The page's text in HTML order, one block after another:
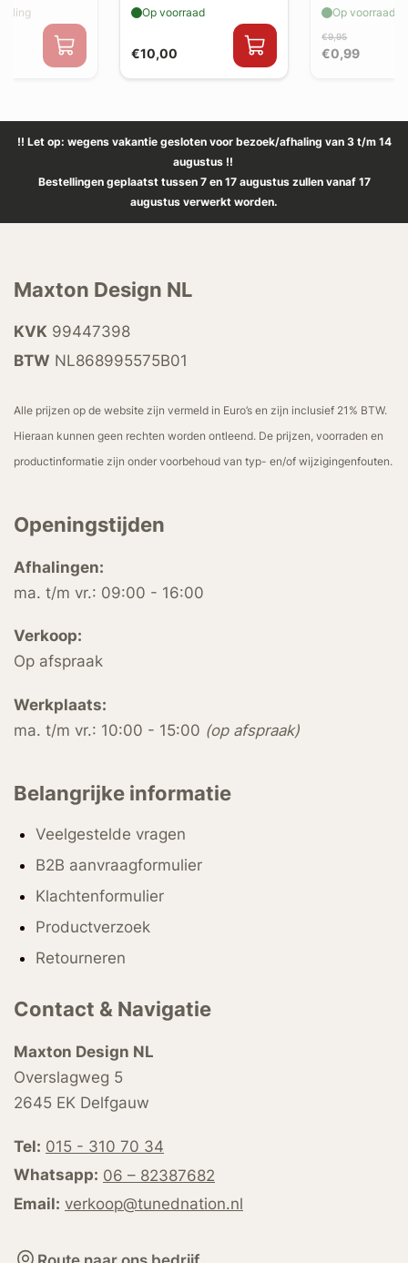
€10,00
Op voorraad
€9,95
€0,99
Op voorraad
!! Let op: wegens vakantie gesloten voor bezoek/afhaling van 3 t/m 14
augustus !!
Bestellingen geplaatst tussen 7 en 17 augustus zullen vanaf 17
augustus verwerkt worden.
Maxton Design NL
KVK 99447398
BTW NL868995575B01
Alle prijzen op de website zijn vermeld in Euro’s en zijn inclusief 21% BTW.
Hieraan kunnen geen rechten worden ontleend. De prijzen, voorraden en
productinformatie zijn onder voorbehoud van typ- en/of wijzigingenfouten.
Openingstijden
Afhalingen:
ma. t/m vr.: 09:00 - 16:00
Verkoop:
Op afspraak
Werkplaats:
ma. t/m vr.: 10:00 - 15:00 (op afspraak)
Belangrijke informatie
Veelgestelde vragen
B2B aanvraagformulier
Klachtenformulier
Productverzoek
Retourneren
Contact & Navigatie
Maxton Design NL
Overslagweg 5
2645 EK Delfgauw
Tel: 015 - 310 70 34
Whatsapp: 06 – 82387682
Email: verkoop@tunednation.nl